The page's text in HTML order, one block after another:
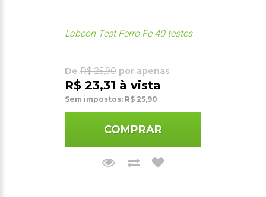
Labcon Test Ferro Fe 40 testes
De R$ 25,90 por apenas
R$ 23,31 à vista
Sem impostos: R$ 25,90
COMPRAR